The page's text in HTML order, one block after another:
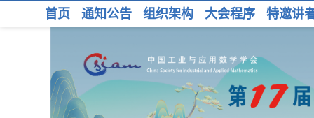
首页 通知公告 组织架构 大会程序 特邀讲